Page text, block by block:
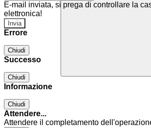
E-mail inviata, si prega di controllare la
elettronica!
Errore
Chiudi
Successo
Chiudi
Informazione
Chiudi
Attendere...
Attendere il completamento